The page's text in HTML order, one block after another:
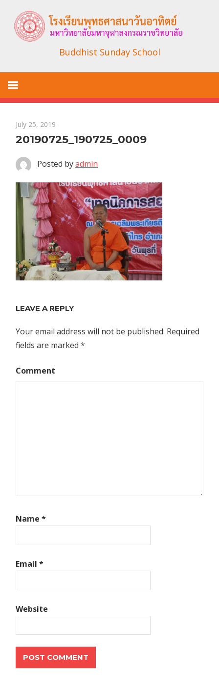
content
Buddhist Sunday School
July 25, 2019
20190725_190725_0009
Posted byadmin
LEAVE A REPLY
Your email address will not be published. Required
fields are marked *
Comment
Name *
Email *
Website